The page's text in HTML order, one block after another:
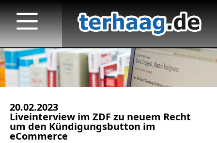
20.02.2023
Liveinterview im ZDF zu neuem Recht
um den Kündigungsbutton im
eCommerce
Startseite
Veröffentlichungen